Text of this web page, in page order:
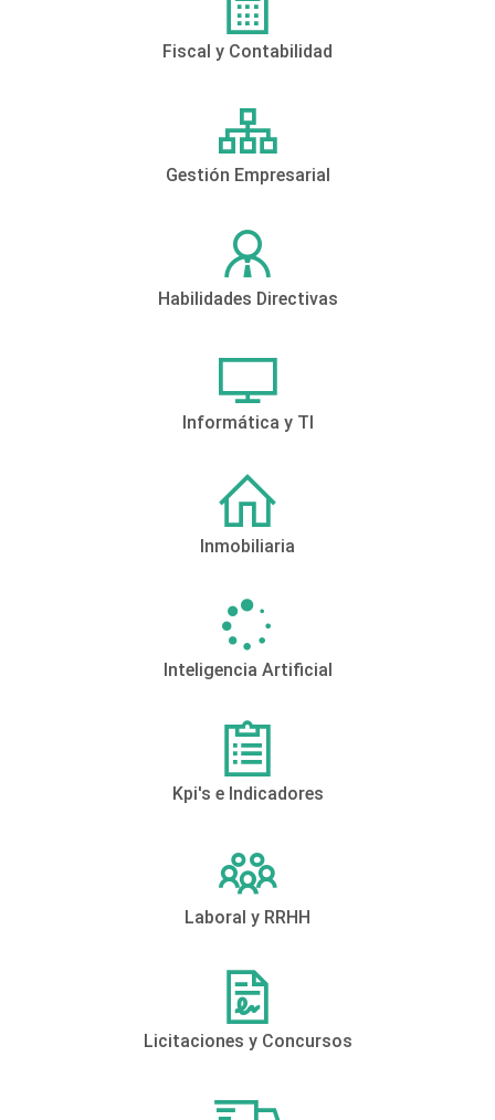
Fiscal y Contabilidad
Gestión Empresarial
Habilidades Directivas
Informática y TI
Inmobiliaria
Inteligencia Artificial
Kpi's e Indicadores
Laboral y RRHH
Licitaciones y Concursos